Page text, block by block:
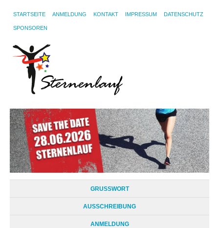
STARTSEITE ANMELDUNG KONTAKT IMPRESSUM DATENSCHUTZ
SPONSOREN
GRUSSWORT
AUSSCHREIBUNG
ANMELDUNG